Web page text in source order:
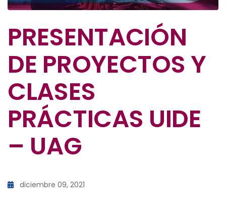
PRESENTACIÓN
DE PROYECTOS Y
CLASES
PRÁCTICAS UIDE
– UAG
diciembre 09, 2021